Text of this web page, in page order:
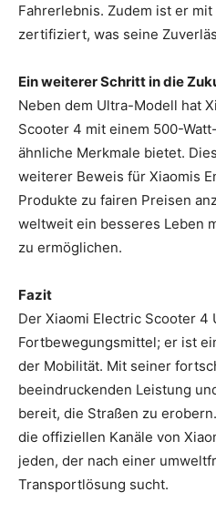
Fahrerlebnis. Zudem ist er
zertifiziert, was seine
Ein weiterer Schritt in die
Neben dem Ultra-Modell hat
Scooter 4 mit einem 500-
ähnliche Merkmale bietet.
weiterer Beweis für Xiaomis
Produkte zu fairen Preisen
weltweit ein besseres Leben
zu ermöglichen.
Fazit
Der Xiaomi Electric Scooter 4
Fortbewegungsmittel; er ist
der Mobilität. Mit seiner
beeindruckenden Leistung
bereit, die Straßen zu
die offiziellen Kanäle von
jeden, der nach einer
Transportlösung sucht.